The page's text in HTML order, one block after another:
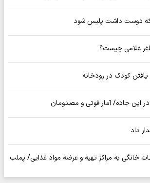
که دوست داشت پلیس شود
غلامی چیست؟
یافتن کودک در رودخانه
در این جاده/ آمار فوتی و مصدومان
داد
خانگی به مراکز تهیه و عرضه مواد غذایی/ پملب